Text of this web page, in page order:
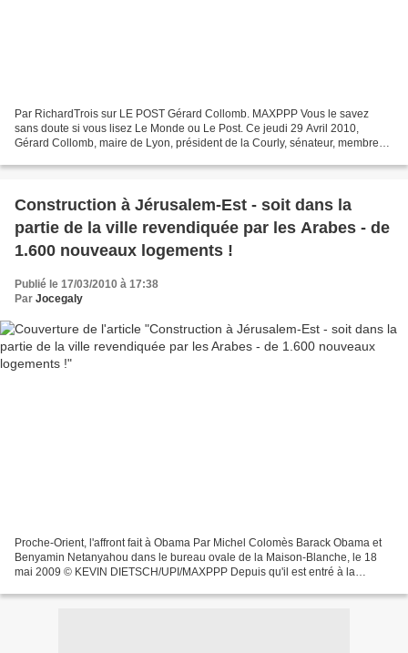
Par RichardTrois sur LE POST Gérard Collomb. MAXPPP Vous le savez
sans doute si vous lisez Le Monde ou Le Post. Ce jeudi 29 Avril 2010,
Gérard Collomb, maire de Lyon, président de la Courly, sénateur, membre
Construction à Jérusalem-Est - soit dans la
partie de la ville revendiquée par les Arabes - de
1.600 nouveaux logements !
Publié le 17/03/2010 à 17:38
Par Jocegaly
Proche-Orient, l'affront fait à Obama Par Michel Colomès Barack Obama et
Benyamin Netanyahou dans le bureau ovale de la Maison-Blanche, le 18
mai 2009 © KEVIN DIETSCH/UPI/MAXPPP Depuis qu'il est entré à la